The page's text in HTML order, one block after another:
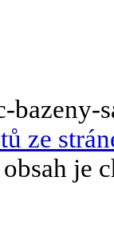
bazeny-
ze
je